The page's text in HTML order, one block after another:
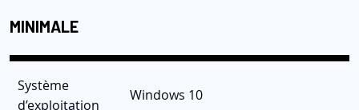
MINIMALE
Système
d’exploitation
Windows 10